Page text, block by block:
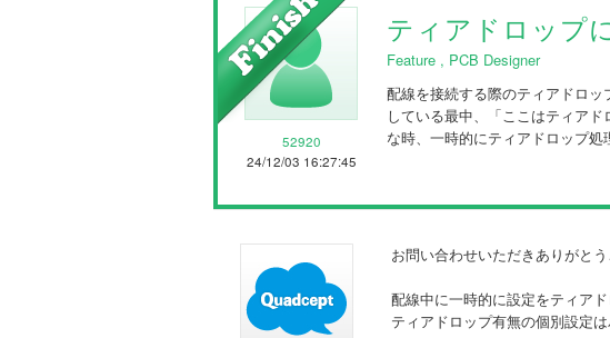
52920
24/12/03 16:27:45
ティアドロップ
Feature , PCB Designer
配線を接続する際のティアドロ
している最中、「ここはティア
な時、一時的にティアドロップ処
お問い合わせいただきありがとう
配線中に一時的に設定をティア
ティアドロップ有無の個別設定